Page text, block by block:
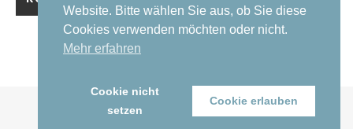
copyright by cabirio productions© 2026
Website. Bitte wählen Sie aus, ob Sie diese
Cookies verwenden möchten oder nicht.
Mehr erfahren
Cookie nicht
setzen
Cookie erlauben